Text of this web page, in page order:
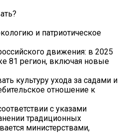
и патриотическое
движения: в 2025
81 регион, включая новые
культуру ухода за садами и
отношение к
с указами
традиционных
министерствами,